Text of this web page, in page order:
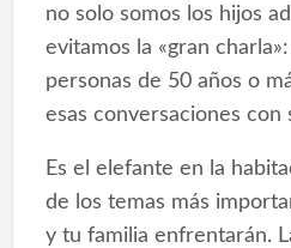
no solo somos los hijos
evitamos la «gran
personas de 50 años o
esas conversaciones con
Es el elefante en la
de los temas más
y tu familia enfrentarán.